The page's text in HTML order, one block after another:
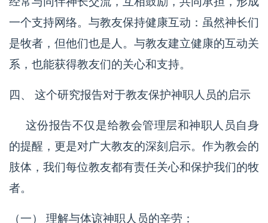
一个支持网络。与教友保持健康互动：虽然神长们
是牧者，但他们也是人。与教友建立健康的互动关
系，也能获得教友们的关心和支持。
四、 这个研究报告对于教友保护神职人员的启示
这份报告不仅是给教会管理层和神职人员自身
的提醒，更是对广大教友的深刻启示。作为教会的
肢体，我们每位教友都有责任关心和保护我们的牧
者。
（一） 理解与体谅神职人员的辛劳：